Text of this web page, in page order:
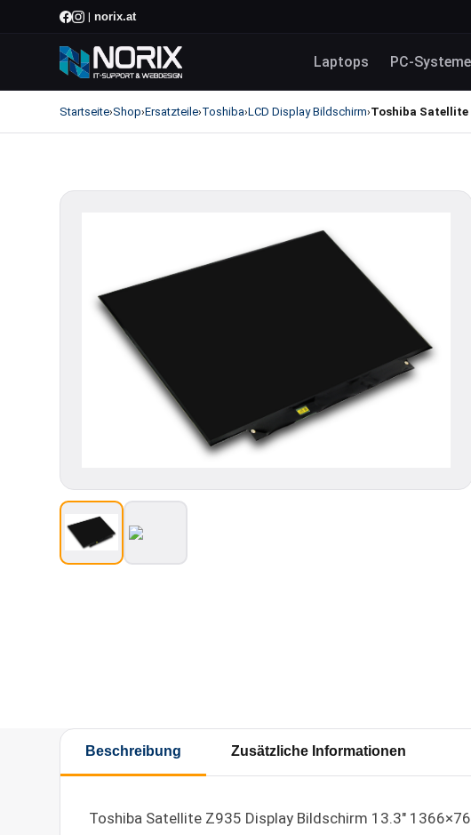
| norix.at
Laptops PC-Systeme
Startseite›Shop›Ersatzteile›Toshiba›LCD Display Bildschirm›Toshiba Satellite
Beschreibung Zusätzliche Informationen
Toshiba Satellite Z935 Display Bildschirm 13.3"